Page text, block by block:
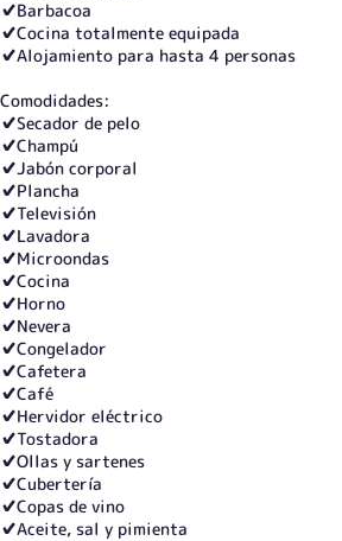
✔️Barbacoa
✔️Cocina totalmente equipada
✔️Alojamiento para hasta 4 personas
Comodidades:
✔️Secador de pelo
✔️Champú
✔️Jabón corporal
✔️Plancha
✔️Televisión
✔️Lavadora
✔️Microondas
✔️Cocina
✔️Horno
✔️Nevera
✔️Congelador
✔️Cafetera
✔️Café
✔️Hervidor eléctrico
✔️Tostadora
✔️Ollas y sartenes
✔️Cubertería
✔️Copas de vino
✔️Aceite, sal y pimienta